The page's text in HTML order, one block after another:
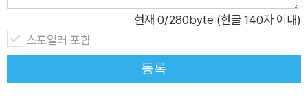
년에서 딱 하루 모자라는 날, 임금이 우투리가 묻힌 바위를 깨는
바람에 뜻을 이루지 못하고 또다시 죽게 됩니다. 이러한 결말에서
는 끝내 맺힌 한을 풀지 못하는 백성들의 안타까운 마음을 만날
수 있습니다. 그렇다면 베어도 베어도 다시 돋아나는 억새풀은 무
현재 0/280byte (한글 140자 이내)
스포일러 포함
등록